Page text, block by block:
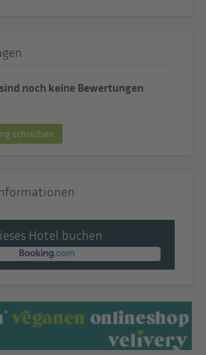
noch keine Bewertungen
schreiben
Hotel buchen